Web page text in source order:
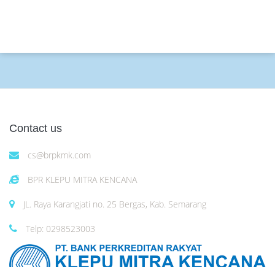
Contact us
cs@brpkmk.com
BPR KLEPU MITRA KENCANA
JL. Raya Karangjati no. 25 Bergas, Kab. Semarang
Telp: 0298523003